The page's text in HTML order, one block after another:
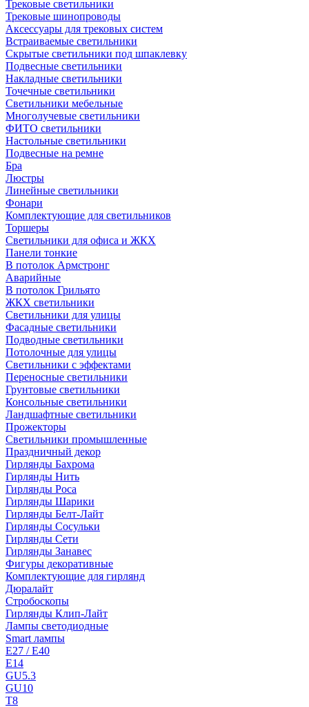
Трековые светильники
Трековые шинопроводы
Аксессуары для трековых систем
Встраиваемые светильники
Скрытые светильники под шпаклевку
Подвесные светильники
Накладные светильники
Точечные светильники
Светильники мебельные
Многолучевые светильники
ФИТО светильники
Настольные светильники
Подвесные на ремне
Бра
Люстры
Линейные светильники
Фонари
Комплектующие для светильников
Торшеры
Светильники для офиса и ЖКХ
Панели тонкие
В потолок Армстронг
Аварийные
В потолок Грильято
ЖКХ светильники
Светильники для улицы
Фасадные светильники
Подводные светильники
Потолочные для улицы
Светильники с эффектами
Переносные светильники
Грунтовые светильники
Консольные светильники
Ландшафтные светильники
Прожекторы
Светильники промышленные
Праздничный декор
Гирлянды Бахрома
Гирлянды Нить
Гирлянды Роса
Гирлянды Шарики
Гирлянды Белт-Лайт
Гирлянды Сосульки
Гирлянды Сети
Гирлянды Занавес
Фигуры декоративные
Комплектующие для гирлянд
Дюралайт
Стробоскопы
Гирлянды Клип-Лайт
Лампы светодиодные
Smart лампы
E27 / E40
E14
GU5.3
GU10
T8